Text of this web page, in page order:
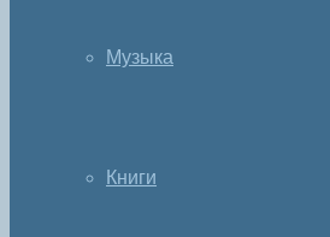
Музыка
Книги